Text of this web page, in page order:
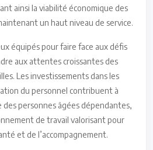
ainsi la viabilité économique des
un haut niveau de service.
équipés pour faire face aux défis
aux attentes croissantes des
Les investissements dans les
du personnel contribuent à
des personnes âgées dépendantes,
de travail valorisant pour
et de l’accompagnement.